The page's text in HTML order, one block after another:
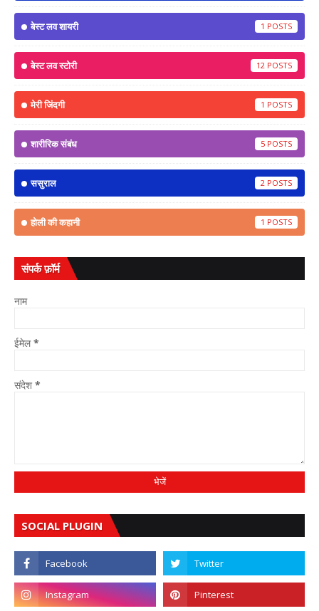
बेस्ट लव शायरी 1
बेस्ट लव स्टोरी 12
मेरी जिंदगी 1
शारीरिक संबंध 5
ससुराल 2
होली की कहानी 1
संपर्क फ़ॉर्म
नाम
ईमेल*
संदेश *
SOCIAL PLUGIN